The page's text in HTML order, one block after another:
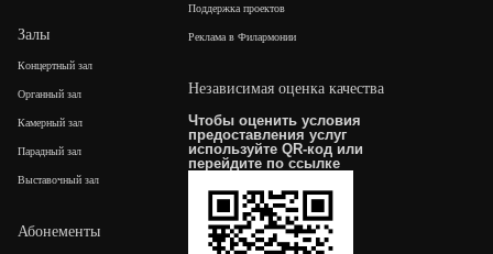
Залы
Концертный зал
Органный зал
Камерный зал
Парадный зал
Выставочный зал
Абонементы
Поддержка проектов
Реклама в Филармонии
Независимая оценка качества
Чтобы оценить условия
предоставления услуг
используйте QR-код или
перейдите по ссылке